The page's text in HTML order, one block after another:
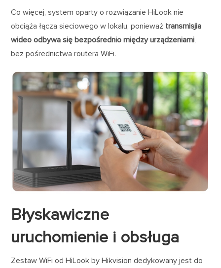
Co więcej, system oparty o rozwiązanie HiLook nie
obciąża łącza sieciowego w lokalu, ponieważ transmisjia
wideo odbywa się bezpośrednio między urządzeniami,
bez pośrednictwa routera WiFi.
Błyskawiczne
uruchomienie i obsługa
Zestaw WiFi od HiLook by Hikvision dedykowany jest do